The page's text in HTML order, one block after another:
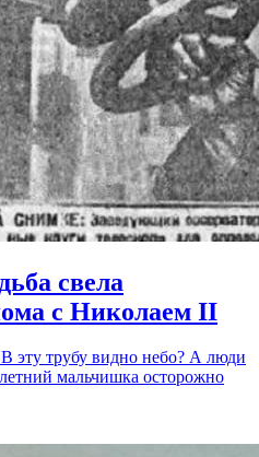
свела
с Николаем II
эту трубу видно небо? А люди
мальчишка осторожно